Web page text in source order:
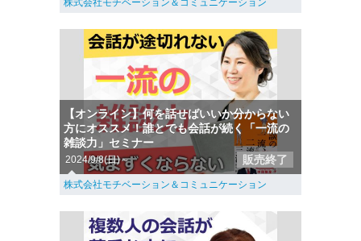
株式会社モチベーション＆コミュニケーション
【オンライン】何を話せばいいか分からない
方にオススメ！誰とでも会話が続く「一流の
雑談力」セミナー
2024/9/8(日)～ 販売終了
株式会社モチベーション＆コミュニケーション